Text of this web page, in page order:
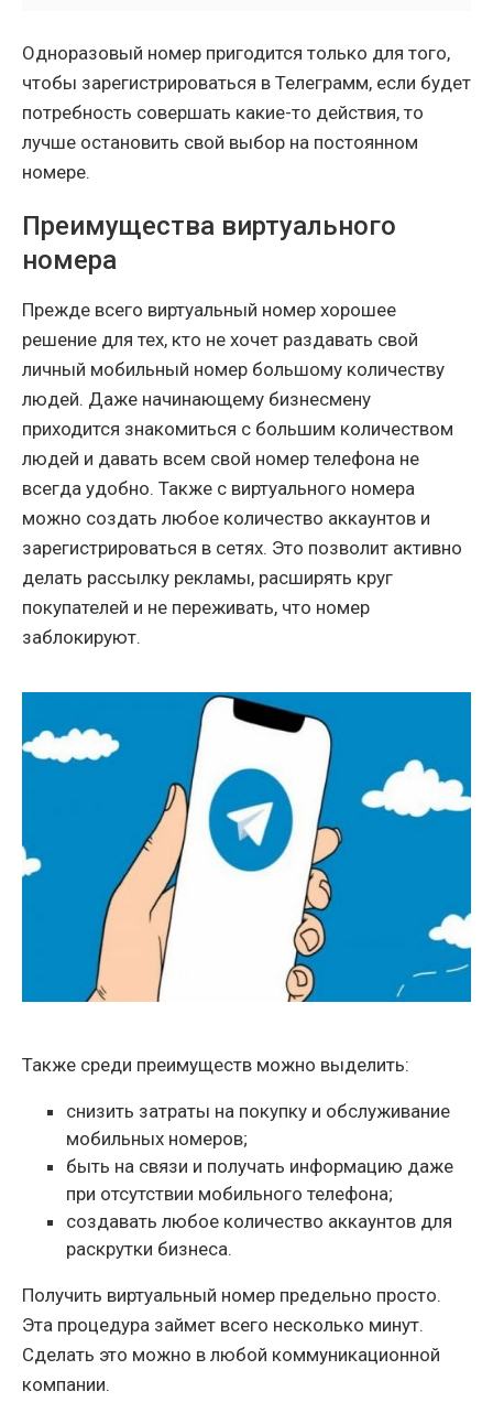
Одноразовый номер пригодится только для того,
чтобы зарегистрироваться в Телеграмм, если будет
потребность совершать какие-то действия, то
лучше остановить свой выбор на постоянном
номере.
Преимущества виртуального
номера
Прежде всего виртуальный номер хорошее
решение для тех, кто не хочет раздавать свой
личный мобильный номер большому количеству
людей. Даже начинающему бизнесмену
приходится знакомиться с большим количеством
людей и давать всем свой номер телефона не
всегда удобно. Также с виртуального номера
можно создать любое количество аккаунтов и
зарегистрироваться в сетях. Это позволит активно
делать рассылку рекламы, расширять круг
покупателей и не переживать, что номер
заблокируют.
Также среди преимуществ можно выделить:
снизить затраты на покупку и обслуживание
мобильных номеров;
быть на связи и получать информацию даже
при отсутствии мобильного телефона;
создавать любое количество аккаунтов для
раскрутки бизнеса.
Получить виртуальный номер предельно просто.
Эта процедура займет всего несколько минут.
Сделать это можно в любой коммуникационной
компании.